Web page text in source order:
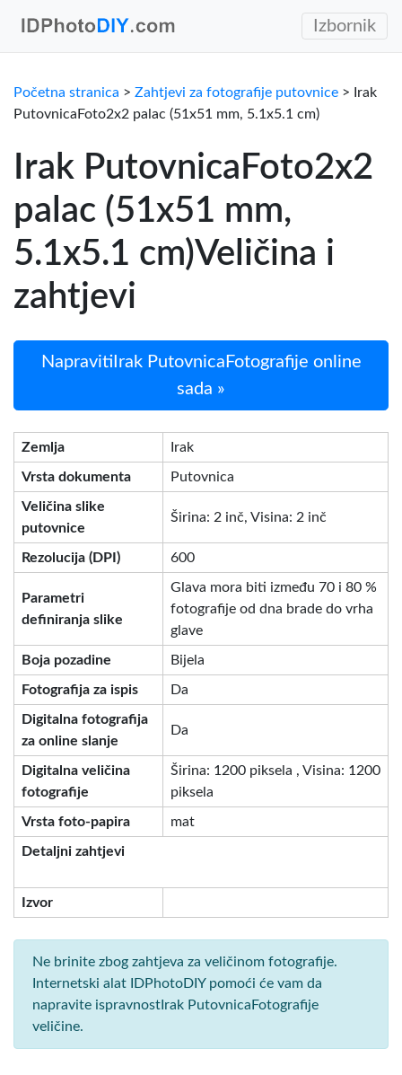
Izbornik
Početna stranica > Zahtjevi za fotografije putovnice > Irak
PutovnicaFoto2x2 palac (51x51 mm, 5.1x5.1 cm)
Irak PutovnicaFoto2x2
palac (51x51 mm,
5.1x5.1 cm)Veličina i
zahtjevi
NapravitiIrak PutovnicaFotografije online
sada »
Zemlja Irak
Vrsta dokumenta Putovnica
Veličina slike
putovnice
Širina: 2 inč, Visina: 2 inč
Rezolucija (DPI) 600
Parametri
definiranja slike
Glava mora biti između 70 i 80 %
fotografije od dna brade do vrha
glave
Boja pozadine Bijela
Fotografija za ispis Da
Digitalna fotografija
za online slanje
Da
Digitalna veličina
fotografije
Širina: 1200 piksela , Visina: 1200
piksela
Vrsta foto-papira mat
Detaljni zahtjevi
Izvor
Ne brinite zbog zahtjeva za veličinom fotografije.
Internetski alat IDPhotoDIY pomoći će vam da
napravite ispravnostIrak PutovnicaFotografije
veličine.